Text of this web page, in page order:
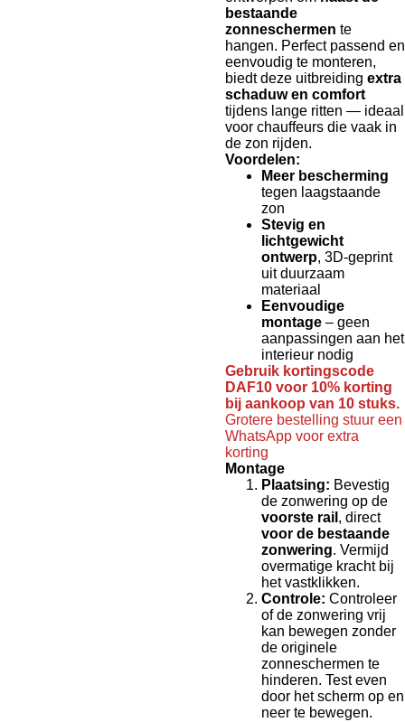
bestaande
zonneschermen te
hangen. Perfect passend en
eenvoudig te monteren,
biedt deze uitbreiding extra
schaduw en comfort
tijdens lange ritten — ideaal
voor chauffeurs die vaak in
de zon rijden.
Voordelen:
Meer bescherming
tegen laagstaande
zon
Stevig en
lichtgewicht
ontwerp, 3D-geprint
uit duurzaam
materiaal
Eenvoudige
montage – geen
aanpassingen aan het
interieur nodig
Gebruik kortingscode
DAF10 voor 10% korting
bij aankoop van 10 stuks.
Grotere bestelling stuur een
WhatsApp voor extra
korting
Montage
Plaatsing: Bevestig
de zonwering op de
voorste rail , direct
voor de bestaande
zonwering. Vermijd
overmatige kracht bij
het vastklikken.
Controle: Controleer
of de zonwering vrij
kan bewegen zonder
de originele
zonneschermen te
hinderen. Test even
door het scherm op en
neer te bewegen.